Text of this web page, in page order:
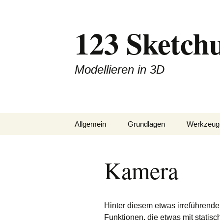
123
Modellieren in 3D
Allgemein Grundlagen
Achsen im Raum
Linien / Flächen Finish
Kamera
Hinter diesem etwas
Funktionen, die etwas mit